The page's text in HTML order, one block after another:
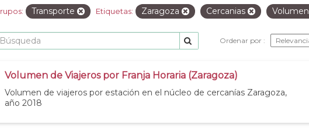
Transporte Etiquetas: Zaragoza Cercanias Volumen
Ordenar por
Volumen de Viajeros por Franja Horaria (Zaragoza)
Volumen de viajeros por estación en el núcleo de cercanías Zaragoza,
año 2018